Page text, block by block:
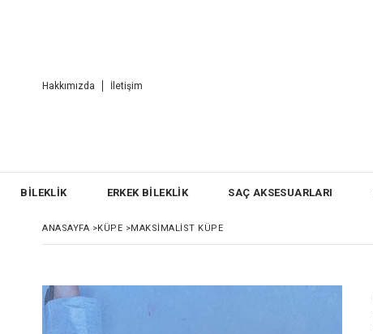
Hakkımızda İletişim
BİLEKLİK ERKEK BİLEKLİK SAÇ AKSESUARLARI
ANASAYFA >KÜPE >MAKSIMALIST KÜPE